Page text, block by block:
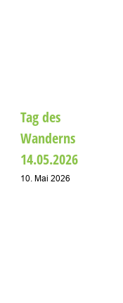
Tag des
Wanderns
14.05.2026
10. Mai 2026